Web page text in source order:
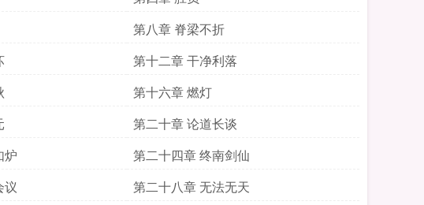
第八章 脊梁不折
第十二章 干净利落
第十六章 燃灯
第二十章 论道长谈
炉
第二十四章 终南剑仙
议
第二十八章 无法无天